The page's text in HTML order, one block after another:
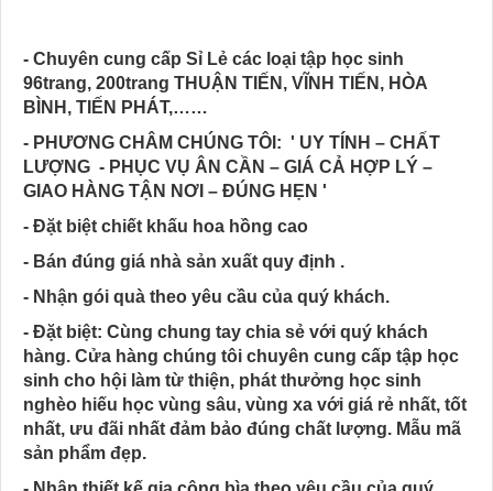
- Chuyên cung cấp Sỉ Lẻ các loại tập học sinh
96trang, 200trang THUẬN TIẾN, VĨNH TIẾN, HÒA
BÌNH, TIẾN PHÁT,……
- PHƯƠNG CHÂM CHÚNG TÔI: ' UY TÍNH – CHẤT
LƯỢNG - PHỤC VỤ ÂN CẦN – GIÁ CẢ HỢP LÝ –
GIAO HÀNG TẬN NƠI – ĐÚNG HẸN '
- Đặt biệt chiết khấu hoa hồng cao
- Bán đúng giá nhà sản xuất quy định .
- Nhận gói quà theo yêu cầu của quý khách.
- Đặt biệt: Cùng chung tay chia sẻ với quý khách
hàng. Cửa hàng chúng tôi chuyên cung cấp tập học
sinh cho hội làm từ thiện, phát thưởng học sinh
nghèo hiếu học vùng sâu, vùng xa với giá rẻ nhất, tốt
nhất, ưu đãi nhất đảm bảo đúng chất lượng. Mẫu mã
sản phẩm đẹp.